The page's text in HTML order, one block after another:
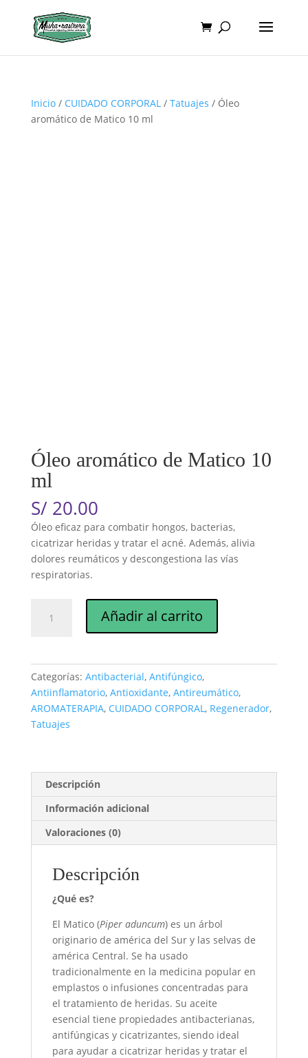
Inicio/ CUIDADO CORPORAL/ Tatuajes / Óleo
aromático de Matico 10 ml
Óleo aromático de Matico 10
ml
S/ 20.00
Óleo eficaz para combatir hongos, bacterias,
cicatrizar heridas y tratar el acné. Además, alivia
dolores reumáticos y descongestiona las vías
respiratorias.
aromático
Añadir al carrito
Categorías: Antibacterial, Antifúngico,
Antiinflamatorio, Antioxidante, Antireumático,
AROMATERAPIA, CUIDADO CORPORAL, Regenerador,
Tatuajes
Descripción
Información adicional
Valoraciones (0)
Descripción
¿Qué es?
El Matico (Piper aduncum) es un árbol
originario de américa del Sur y las selvas de
américa Central. Se ha usado
tradicionalmente en la medicina popular en
emplastos o infusiones concentradas para
el tratamiento de heridas. Su aceite
esencial tiene propiedades antibacterianas,
antifúngicas y cicatrizantes, siendo ideal
para ayudar a cicatrizar heridas y tratar el